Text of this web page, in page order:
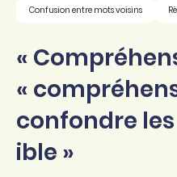
Confusion entre mots voisins
«
«
confondre les
ible »